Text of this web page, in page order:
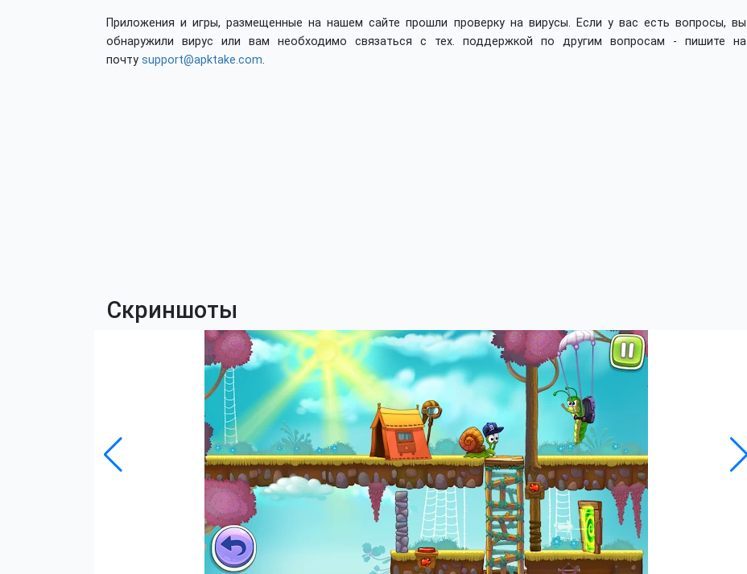
Приложения и игры, размещенные на нашем сайте прошли проверку на вирусы. Если у вас есть вопросы, вы
обнаружили вирус или вам необходимо связаться с тех. поддержкой по другим вопросам - пишите на
почту support@apktake.com.
Скриншоты